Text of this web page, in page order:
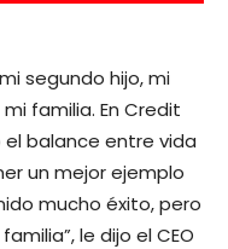
segundo hijo, mi
familia. En Credit
balance entre vida
un mejor ejemplo
mucho éxito, pero
le dijo el CEO